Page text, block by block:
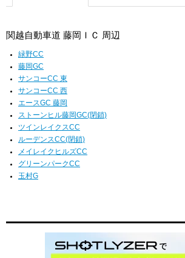
関越自動車道 藤岡ＩＣ 周辺
緑野CC
藤岡GC
サンコーCC 東
サンコーCC 西
エースGC 藤岡
ストーンヒル藤岡GC(閉鎖)
ツインレイクスCC
ルーデンスCC(閉鎖)
メイレイクヒルズCC
グリーンパークCC
玉村G